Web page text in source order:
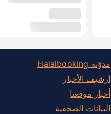
مدوّنة Halalbooking
أرشيف الأخبار
أخبار موقعنا
البيانات الصحفية